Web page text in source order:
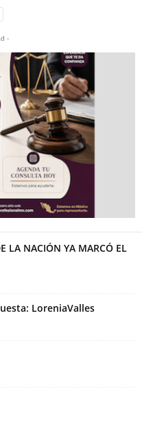
-
LA NACIÓN YA MARCÓ EL
LoreniaValles